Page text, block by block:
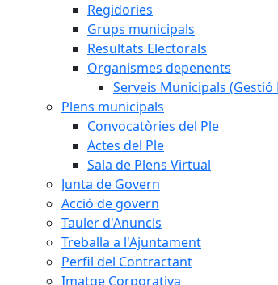
Regidories
Grups municipals
Resultats Electorals
Organismes depenents
Serveis Municipals (Gestió
Plens municipals
Convocatòries del Ple
Actes del Ple
Sala de Plens Virtual
Junta de Govern
Acció de govern
Tauler d'Anuncis
Treballa a l'Ajuntament
Perfil del Contractant
Imatge Corporativa